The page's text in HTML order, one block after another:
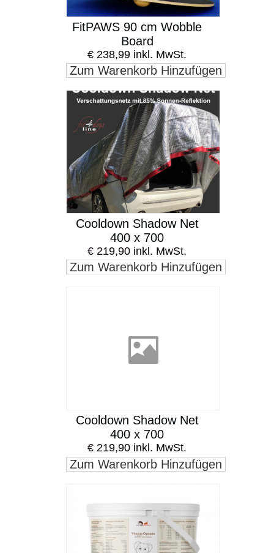
FitPAWS 90 cm Wobble
Board
€ 238,99 inkl. MwSt.
Zum Warenkorb Hinzufügen
Cooldown Shadow Net
400 x 700
€ 219,90 inkl. MwSt.
Zum Warenkorb Hinzufügen
Cooldown Shadow Net
400 x 700
€ 219,90 inkl. MwSt.
Zum Warenkorb Hinzufügen